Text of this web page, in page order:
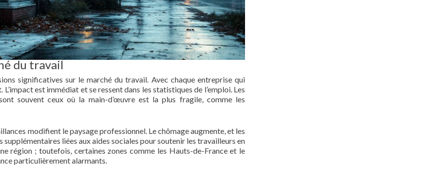
du travail
significatives sur le marché du travail. Avec chaque entreprise qui
est immédiat et se ressent dans les statistiques de l’emploi. Les
souvent ceux où la main-d’œuvre est la plus fragile, comme les
modifient le paysage professionnel. Le chômage augmente, et les
supplémentaires liées aux aides sociales pour soutenir les travailleurs en
région ; toutefois, certaines zones comme les Hauts-de-France et le
particulièrement alarmants.